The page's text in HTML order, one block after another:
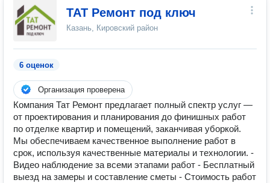
ТАТ Ремонт под ключ
Казань, Кировский район
6 оценок
Организация проверена
Компания Тат Ремонт предлагает полный спектр услуг —
от проектирования и планирования до финишных работ
по отделке квартир и помещений, заканчивая уборкой.
Мы обеспечиваем качественное выполнение работ в
срок, используя качественные материалы и технологии. -
Видео наблюдение за всеми этапами работ - Бесплатный
выезд на замеры и составление сметы - Стоимость работ